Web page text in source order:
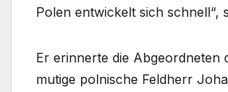
Polen entwickelt sich schnell“,
Er erinnerte die Abgeordneten
mutige polnische Feldherr